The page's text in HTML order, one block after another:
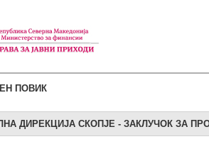
ПОВИК
ДИРЕКЦИЈА СКОПЈЕ - ЗАКЛУЧОК ЗА